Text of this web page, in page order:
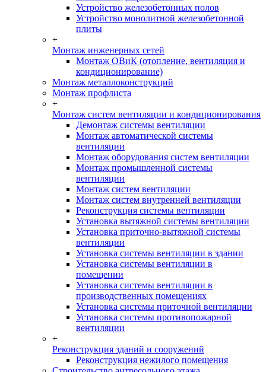
Устройство железобетонных полов
Устройство монолитной железобетонной
плиты
+
Монтаж инженерных сетей
Монтаж ОВиК (отопление, вентиляция и
кондиционирование)
Монтаж металлоконструкций
Монтаж профлиста
+
Монтаж систем вентиляции и кондиционирования
Демонтаж системы вентиляции
Монтаж автоматической системы
вентиляции
Монтаж оборудования систем вентиляции
Монтаж промышленной системы
вентиляции
Монтаж систем вентиляции
Монтаж систем внутренней вентиляции
Реконструкция системы вентиляции
Установка вытяжной системы вентиляции
Установка приточно-вытяжной системы
вентиляции
Установка системы вентиляции в здании
Установка системы вентиляции в
помещении
Установка системы вентиляции в
производственных помещениях
Установка системы приточной вентиляции
Установка системы противопожарной
вентиляции
+
Реконструкция зданий и сооружений
Реконструкция нежилого помещения